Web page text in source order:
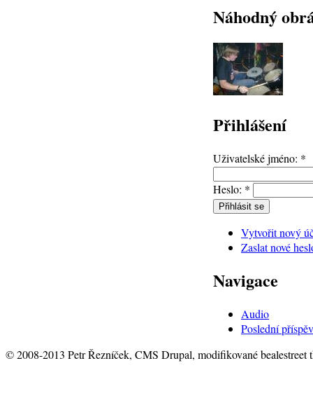
Náhodný
Přihlášení
Uživatelské jméno: *
Heslo: *
Vytvořit nový
Zaslat nové
Navigace
Audio
Poslední
© 2008-2013 Petr Řezníček, CMS Drupal, modifikované bealestreet